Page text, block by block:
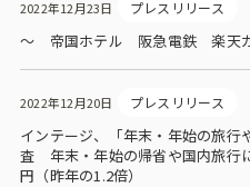
2022年12月23日 プレスリリース
～ 帝国ホテル 阪急電鉄 楽天
2022年12月20日 プレスリリース
インテージ、「年末・年始の旅行
査 年末・年始の帰省や国内旅行
円（昨年の1.2倍）